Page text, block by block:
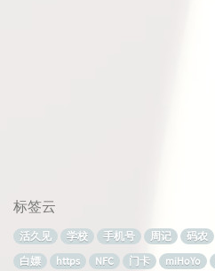
标签云
活久见 学校 手机号 周记 码农
白嫖
https NFC 门卡 miHoYo